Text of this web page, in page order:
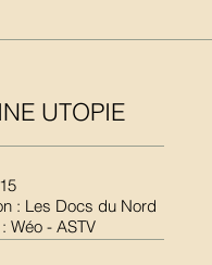
UTOPIE
: Les Docs du Nord
Wéo - ASTV